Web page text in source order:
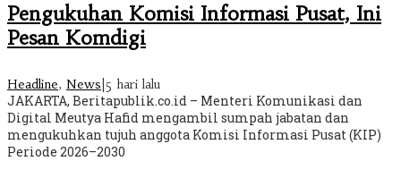
Pengukuhan Komisi Informasi Pusat, Ini
Pesan Komdigi
Headline, News 5 hari lalu
JAKARTA, Beritapublik.co.id – Menteri Komunikasi dan
Digital Meutya Hafid mengambil sumpah jabatan dan
mengukuhkan tujuh anggota Komisi Informasi Pusat (KIP)
Periode 2026–2030